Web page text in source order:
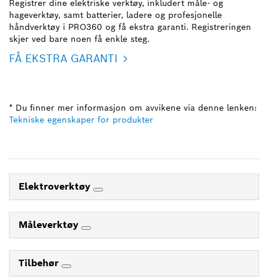
Registrer dine elektriske verktøy, inkludert måle- og
hageverktøy, samt batterier, ladere og profesjonelle
håndverktøy i PRO360 og få ekstra garanti. Registreringen
skjer ved bare noen få enkle steg.
FÅ EKSTRA GARANTI
* Du finner mer informasjon om avvikene via denne lenken:
Tekniske egenskaper for produkter
Elektroverktøy
Måleverktøy
Tilbehør